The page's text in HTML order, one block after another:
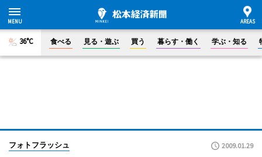
36°C 食べる 見る・遊ぶ 買う 暮らす・働く 学ぶ・知る
フォトフラッシュ 2009.01.29